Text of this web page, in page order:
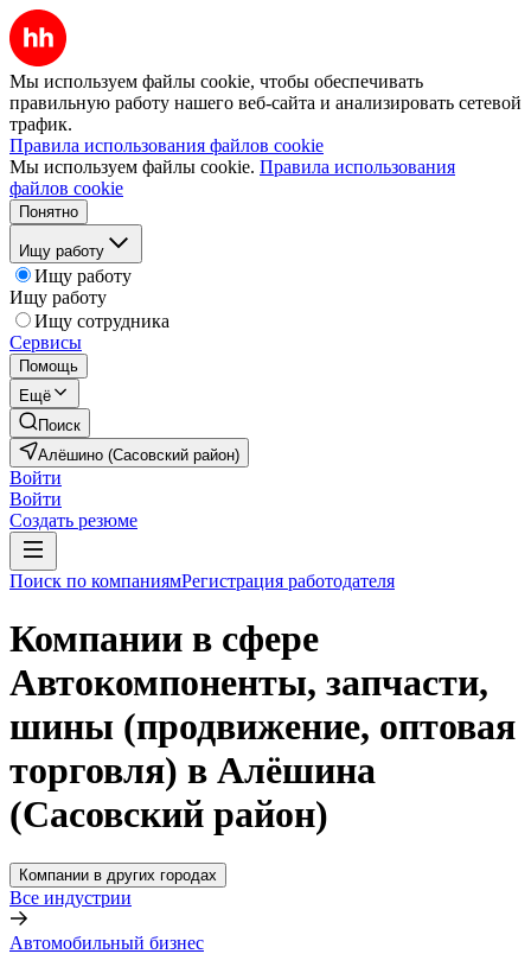
Мы используем файлы cookie, чтобы обеспечивать
правильную работу нашего веб-сайта и анализировать сетевой
трафик.
Правила использования файлов cookie
Мы используем файлы cookie. Правила использования
файлов cookie
Понятно
Ищу работу
Ищу работу
Ищу работу
Ищу сотрудника
Сервисы
Помощь
Ещё
Поиск
Алёшино (Сасовский район)
Войти
Войти
Создать резюме
Поиск по компаниямРегистрация работодателя
Компании в сфере
Автокомпоненты, запчасти,
шины (продвижение, оптовая
торговля) в Алёшина
(Сасовский район)
Компании в других городах
Все индустрии
Автомобильный бизнес